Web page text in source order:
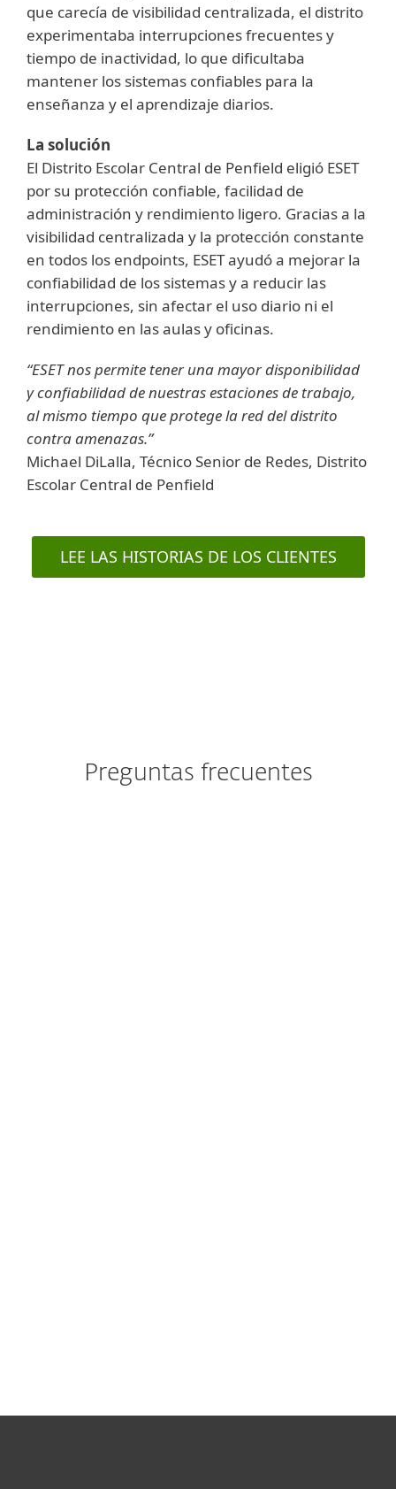
que carecía de visibilidad centralizada, el distrito
experimentaba interrupciones frecuentes y
tiempo de inactividad, lo que dificultaba
mantener los sistemas confiables para la
enseñanza y el aprendizaje diarios.
La solución
El Distrito Escolar Central de Penfield eligió ESET
por su protección confiable, facilidad de
administración y rendimiento ligero. Gracias a la
visibilidad centralizada y la protección constante
en todos los endpoints, ESET ayudó a mejorar la
confiabilidad de los sistemas y a reducir las
interrupciones, sin afectar el uso diario ni el
rendimiento en las aulas y oficinas.
“ESET nos permite tener una mayor disponibilidad
y confiabilidad de nuestras estaciones de trabajo,
al mismo tiempo que protege la red del distrito
contra amenazas.”
Michael DiLalla, Técnico Senior de Redes, Distrito
Escolar Central de Penfield
LEE LAS HISTORIAS DE LOS CLIENTES
Preguntas frecuentes